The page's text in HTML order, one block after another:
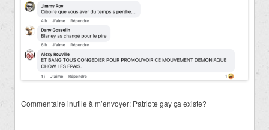
Commentaire inutile à m’envoyer: Patriote gay ça existe?